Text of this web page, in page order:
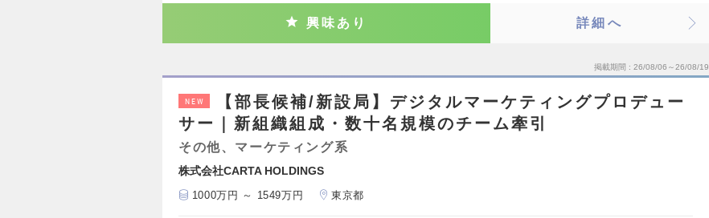
興味あり 詳細へ
掲載期間 26/08/06～26/08/19
NEW
【部長候補/新設局】デジタルマーケティングプロデュー
サー｜新組織組成・数十名規模のチーム牽引
その他、マーケティング系
株式会社CARTA HOLDINGS
1000万円 ～ 1549万円 東京都